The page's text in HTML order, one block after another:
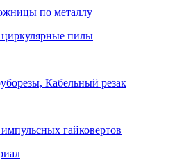
по металлу
пилы
Кабельный резак
гайковертов